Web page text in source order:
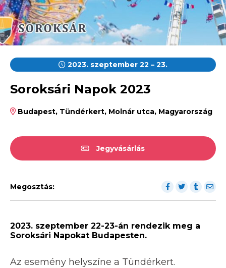
2023. szeptember 22 – 23.
Soroksári Napok 2023
Budapest, Tündérkert, Molnár utca, Magyarország
Jegyvásárlás
Megosztás:
2023. szeptember 22-23-án rendezik meg a
Soroksári Napokat Budapesten.
Az esemény helyszíne a Tündérkert.